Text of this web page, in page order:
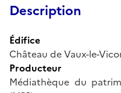
Description
Édifice
Château de Vaux-le-
Producteur
Médiathèque du